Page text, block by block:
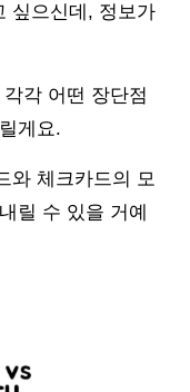
싶으신데, 정보가
각 어떤 장단점
게요.
와 체크카드의 모
릴 수 있을 거예